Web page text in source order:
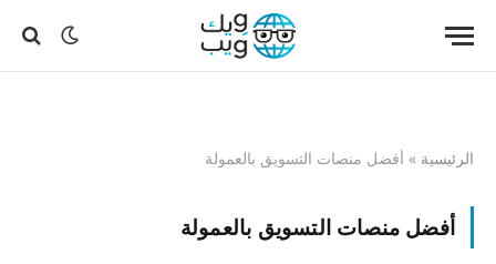
الرئيسية » أفضل منصات التسويق بالعمولة
أفضل منصات التسويق بالعمولة